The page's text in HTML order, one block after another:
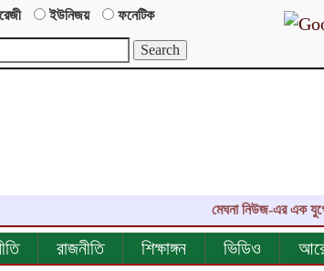
ইউনিজয় ফনেটিক
মেঘনা নিউজ-এর এক যুগে
রাজনীতি শিক্ষাঙ্গন ভিডিও